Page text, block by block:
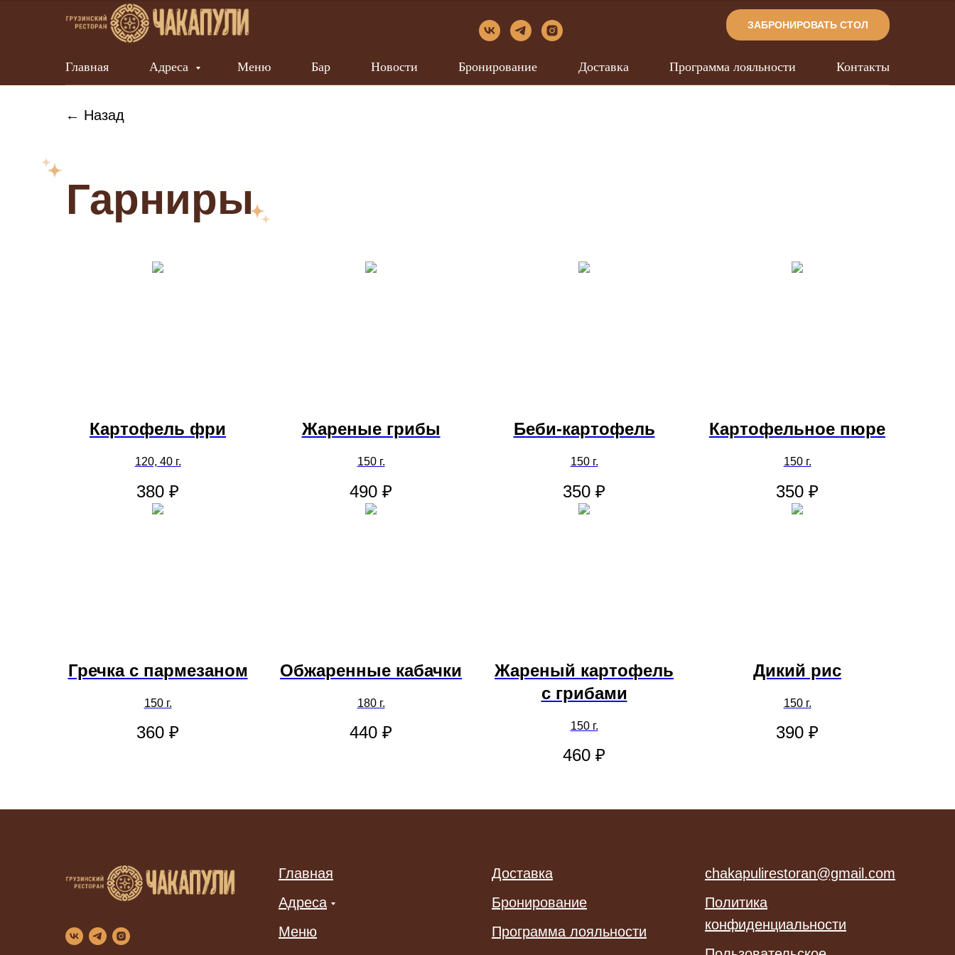
ЗАБРОНИРОВАТЬ СТОЛ
Главная Адреса Меню Бар Новости Бронирование Доставка Программа лояльности Контакты
← Назад
Гарниры
Картофель фри
120, 40 г.
380 ₽
Жареные грибы
150 г.
490 ₽
Беби-картофель
150 г.
350 ₽
Картофельное пюре
150 г.
350 ₽
Гречка с пармезаном
150 г.
360 ₽
Обжаренные кабачки
180 г.
440 ₽
Жареный картофель
с грибами
150 г.
460 ₽
Дикий рис
150 г.
390 ₽
Главная
Адреса
Меню
Доставка
Бронирование
Программа лояльности
chakapulirestoran@gmail.com
Политика
конфиденциальности